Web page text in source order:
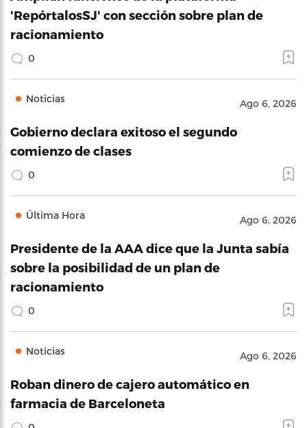
'RepórtalosSJ' con sección sobre plan de
racionamiento
0
Noticias Ago 6, 2026
Gobierno declara exitoso el segundo
comienzo de clases
0
Última Hora Ago 6, 2026
Presidente de la AAA dice que la Junta sabía
sobre la posibilidad de un plan de
racionamiento
0
Noticias Ago 6, 2026
Roban dinero de cajero automático en
farmacia de Barceloneta